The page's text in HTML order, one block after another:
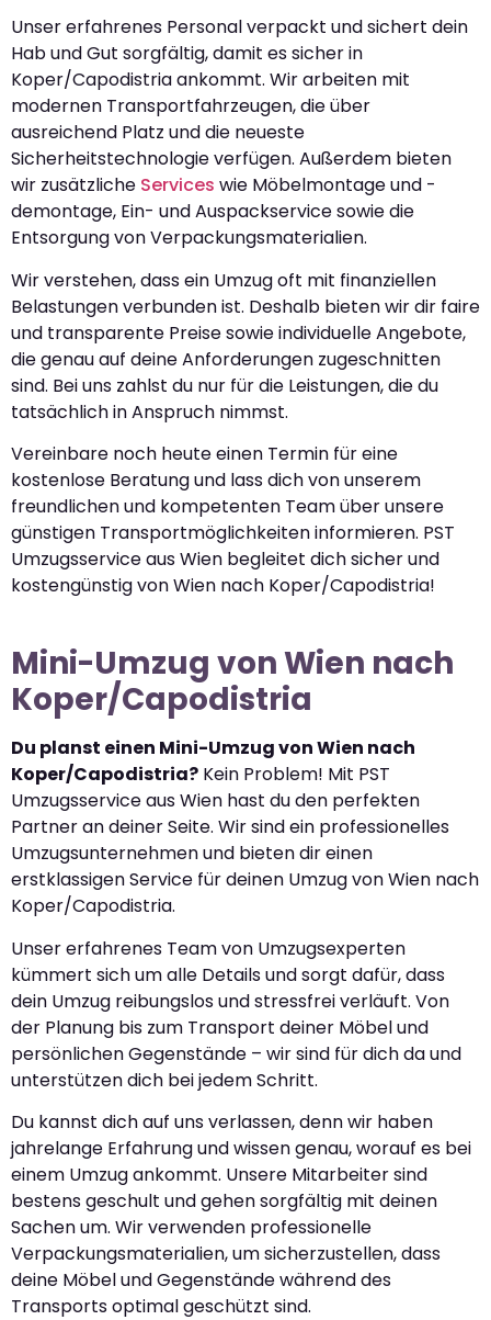
Unser erfahrenes Personal verpackt und sichert dein
Hab und Gut sorgfältig, damit es sicher in
Koper/Capodistria ankommt. Wir arbeiten mit
modernen Transportfahrzeugen, die über
ausreichend Platz und die neueste
Sicherheitstechnologie verfügen. Außerdem bieten
wir zusätzliche Services wie Möbelmontage und -
demontage, Ein- und Auspackservice sowie die
Entsorgung von Verpackungsmaterialien.
Wir verstehen, dass ein Umzug oft mit finanziellen
Belastungen verbunden ist. Deshalb bieten wir dir faire
und transparente Preise sowie individuelle Angebote,
die genau auf deine Anforderungen zugeschnitten
sind. Bei uns zahlst du nur für die Leistungen, die du
tatsächlich in Anspruch nimmst.
Vereinbare noch heute einen Termin für eine
kostenlose Beratung und lass dich von unserem
freundlichen und kompetenten Team über unsere
günstigen Transportmöglichkeiten informieren. PST
Umzugsservice aus Wien begleitet dich sicher und
kostengünstig von Wien nach Koper/Capodistria!
Mini-Umzug von Wien nach
Koper/Capodistria
Du planst einen Mini-Umzug von Wien nach
Koper/Capodistria? Kein Problem! Mit PST
Umzugsservice aus Wien hast du den perfekten
Partner an deiner Seite. Wir sind ein professionelles
Umzugsunternehmen und bieten dir einen
erstklassigen Service für deinen Umzug von Wien nach
Koper/Capodistria.
Unser erfahrenes Team von Umzugsexperten
kümmert sich um alle Details und sorgt dafür, dass
dein Umzug reibungslos und stressfrei verläuft. Von
der Planung bis zum Transport deiner Möbel und
persönlichen Gegenstände – wir sind für dich da und
unterstützen dich bei jedem Schritt.
Du kannst dich auf uns verlassen, denn wir haben
jahrelange Erfahrung und wissen genau, worauf es bei
einem Umzug ankommt. Unsere Mitarbeiter sind
bestens geschult und gehen sorgfältig mit deinen
Sachen um. Wir verwenden professionelle
Verpackungsmaterialien, um sicherzustellen, dass
deine Möbel und Gegenstände während des
Transports optimal geschützt sind.